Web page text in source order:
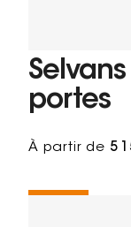
portes
À partir de 5